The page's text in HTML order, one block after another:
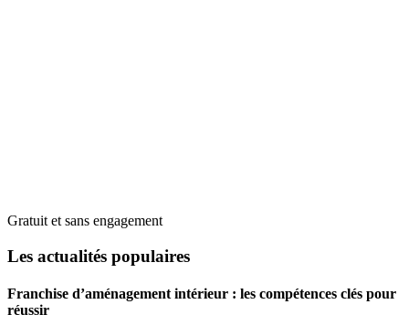
Gratuit et sans engagement
Les actualités populaires
Franchise d’aménagement intérieur : les compétences clés pour
réussir